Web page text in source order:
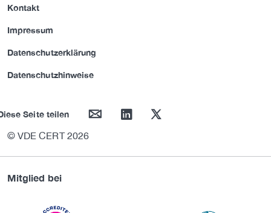
Kontakt
Impressum
Datenschutzerklärung
Datenschutzhinweise
Seite teilen mail linkedin twitter
© VDE CERT 2026
Mitglied bei